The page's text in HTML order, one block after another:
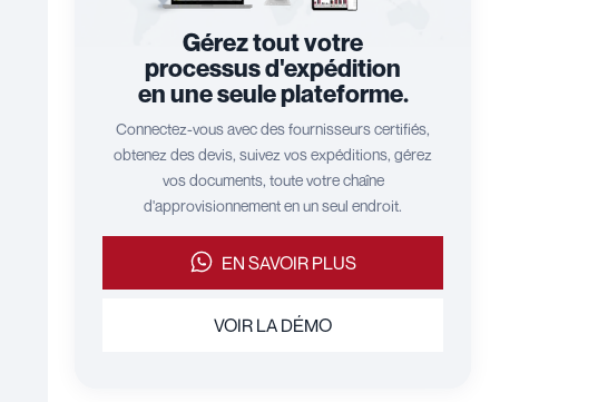
Gérez tout votre
processus d'expédition
en une seule plateforme.
Connectez-vous avec des fournisseurs certifiés,
obtenez des devis, suivez vos expéditions, gérez
vos documents, toute votre chaîne
d'approvisionnement en un seul endroit.
EN SAVOIR PLUS
VOIR LA DÉMO